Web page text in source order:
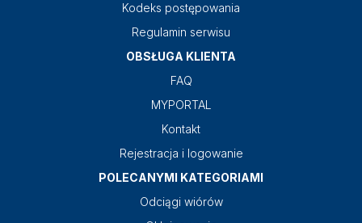
Kodeks postępowania
Regulamin serwisu
OBSŁUGA KLIENTA
FAQ
MYPORTAL
Kontakt
Rejestracja i logowanie
POLECANYMI KATEGORIAMI
Odciągi wiórów